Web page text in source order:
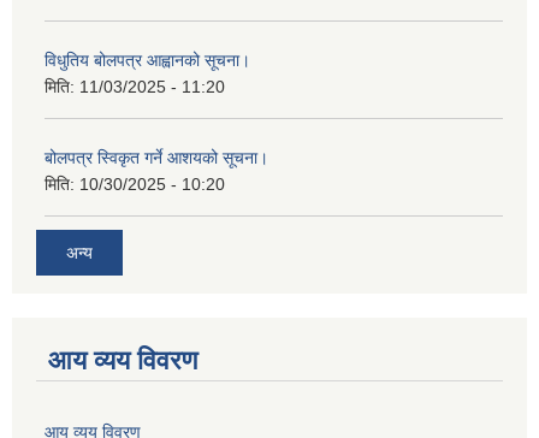
विधुतिय बोलपत्र आह्वानको सूचना।
मिति: 11/03/2025 - 11:20
बोलपत्र स्विकृत गर्ने आशयको सूचना।
मिति: 10/30/2025 - 10:20
अन्य
आय व्यय विवरण
आय व्यय विवरण